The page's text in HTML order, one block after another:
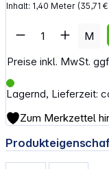
Inhalt: 1,40 Meter (35,71
Preise inkl. MwSt.
Lagernd, Lieferzeit:
Artikel M
Zum Merkzettel